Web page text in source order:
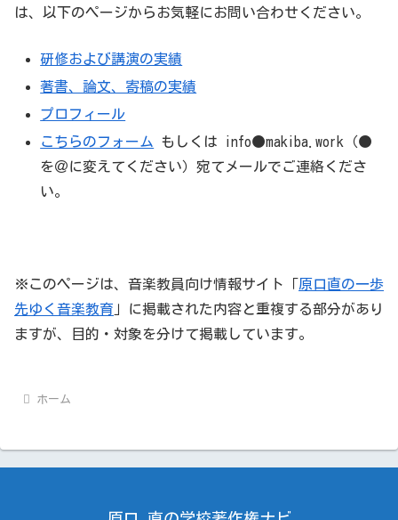
は、以下のページからお気軽にお問い合わせください。
研修および講演の実績
著書、論文、寄稿の実績
プロフィール
こちらのフォーム
もしくは info●makiba.work（●
を＠に変えてください）宛てメールでご連絡くださ
い。
※このページは、音楽教員向け情報サイト「原口直の一歩
先ゆく音楽教育 」に掲載された内容と重複する部分があり
ますが、目的・対象を分けて掲載しています。
ホーム